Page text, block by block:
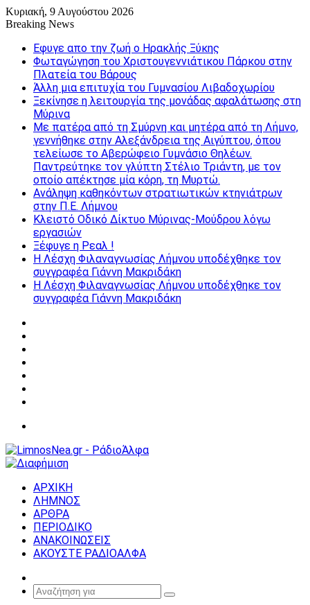
Κυριακή, 9 Αυγούστου 2026
Breaking News
Εφυγε απο την ζωή o Ηρακλής Ξύκης
Φωταγώγηση του Χριστουγεννιάτικου Πάρκου στην
Πλατεία του Βάρους
Άλλη μια επιτυχία του Γυμνασίου Λιβαδοχωρίου
Ξεκίνησε η λειτουργία της μονάδας αφαλάτωσης στη
Μύρινα
Με πατέρα από τη Σμύρνη και μητέρα από τη Λήμνο,
γεννήθηκε στην Αλεξάνδρεια της Αιγύπτου, όπου
τελείωσε το Αβερώφειο Γυμνάσιο Θηλέων.
Παντρεύτηκε τον γλύπτη Στέλιο Τριάντη, με τον
οποίο απέκτησε μία κόρη, τη Μυρτώ.
Ανάληψη καθηκόντων στρατιωτικών κτηνιάτρων
στην Π.Ε. Λήμνου
Κλειστό Οδικό Δίκτυο Μύρινας-Μούδρου λόγω
εργασιών
Ξέφυγε η Ρεαλ !
Η Λέσχη Φιλαναγνωσίας Λήμνου υποδέχθηκε τον
συγγραφέα Γιάννη Μακριδάκη
Η Λέσχη Φιλαναγνωσίας Λήμνου υποδέχθηκε τον
συγγραφέα Γιάννη Μακριδάκη
ΑΡΧΙΚΗ
ΛΗΜΝΟΣ
ΑΡΘΡΑ
ΠΕΡΙΟΔΙΚΟ
ΑΝΑΚΟΙΝΩΣΕΙΣ
ΑΚΟΥΣΤΕ ΡΑΔΙΟΑΛΦΑ
Article
Αναζήτηση